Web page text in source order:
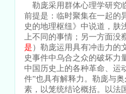
勒庞采用群体心理学研究
前提是：临时聚集在一起的
史的地理枢纽》中说道，肤
上不同的事情；另一方面
是）勒庞运用具有冲击力的
史事件中乌合之众的破坏力
中国历史上的各种革命、运
件”也具有解释力。勒庞与
素，以笼统结论概括。以法